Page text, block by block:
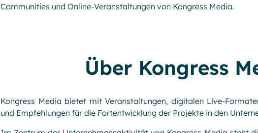
Communities und Online-Veranstaltungen von Kongress Media.
Über Kongress
Kongress Media bietet mit Veranstaltungen, digitalen Live-
und Empfehlungen für die Fortentwicklung der Projekte in den